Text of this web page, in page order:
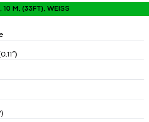
10 M, (33FT), WEISS